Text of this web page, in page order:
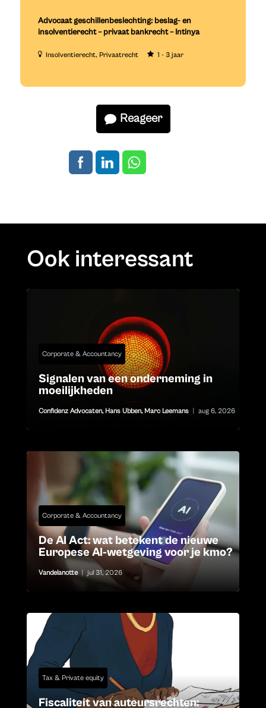
Advocaat geschillenbeslechting: beslag- en
insolventierecht – privaat bankrecht – Intinya
Insolventierecht Privaatrecht 1 - 3 jaar
Reageer
Ook interessant
Corporate & Accountancy
Signalen van een onderneming in
moeilijkheden
Confidenz Advocaten, Hans Ubben, Marc Leemans aug 6, 2026
Corporate & Accountancy
De AI Act: wat betekent de nieuwe
Europese AI-wetgeving voor je kmo?
Vandelanotte jul 31, 2026
Tax & Private equity
Fiscaliteit van auteursrechten: